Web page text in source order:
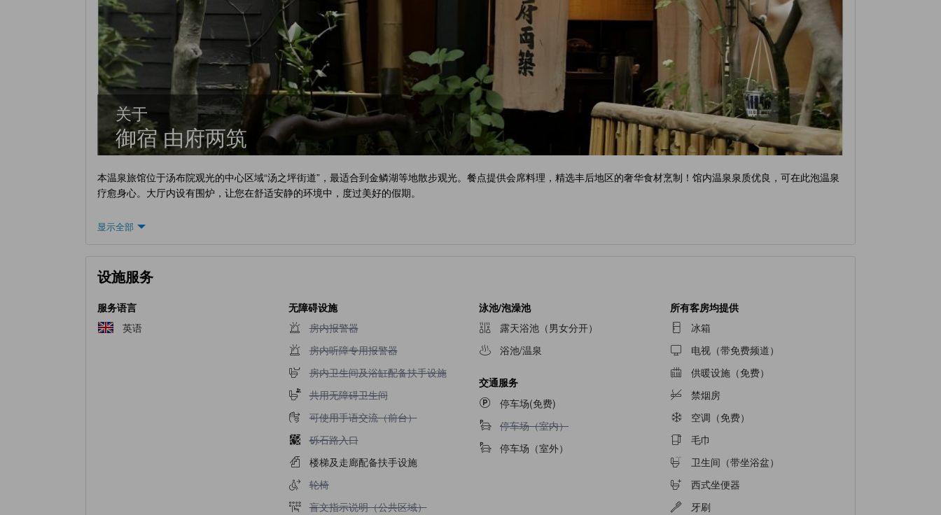
关于
御宿 由府两筑
本温泉旅馆位于汤布院观光的中心区域“汤之坪街道”，最适合到金鳞湖等地散步观光。餐点提供会席料理，精选丰后地区的奢华食材烹制！馆内温泉泉质优良，可在此泡温泉
疗愈身心。大厅内设有围炉，让您在舒适安静的环境中，度过美好的假期。
显示全部
设施服务
服务语言
英语
无障碍设施
不提供房内报警器
房内报警器
不提供房内听障专用报警器
房内听障专用报警器
不提供房内卫生间及浴缸配备扶手设施
房内卫生间及浴缸配备扶手设施
不提供共用无障碍卫生间
共用无障碍卫生间
不提供可使用手语交流（前台）
可使用手语交流（前台）
不提供砾石路入口
砾石路入口
楼梯及走廊配备扶手设施
不提供轮椅
轮椅
不提供盲文指示说明（公共区域）
盲文指示说明（公共区域）
泳池/泡澡池
露天浴池（男女分开）
浴池/温泉
交通服务
停车场(免费)
不提供停车场（室内）
停车场（室内）
停车场（室外）
所有客房均提供
冰箱
电视（带免费频道）
供暖设施（免费）
禁烟房
空调（免费）
毛巾
卫生间（带坐浴盆）
西式坐便器
牙刷